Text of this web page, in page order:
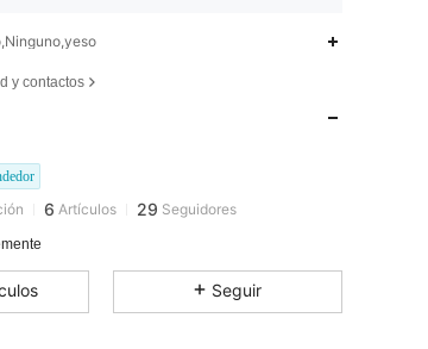
y contactos
6 Artículos 29 Seguidores
6 29
Seguir